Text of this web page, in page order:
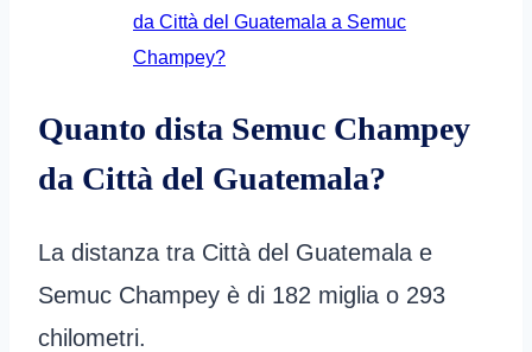
da Città del Guatemala a Semuc
Champey?
Quanto dista Semuc Champey
da Città del Guatemala?
La distanza tra Città del Guatemala e
Semuc Champey è di 182 miglia o 293
chilometri.